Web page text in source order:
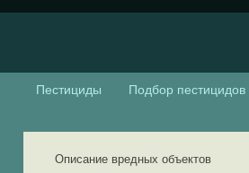
Пестициды Подбор пестицидов
Описание вредных объектов